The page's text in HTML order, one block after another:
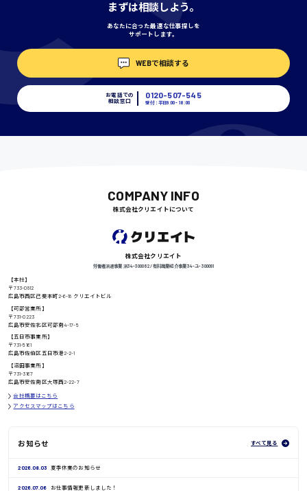
高知県
鳥取県
日給8000円〜
まずは相談しよう。
あなたに合った最適な仕事探しを
サポートします。
WEBで相談する
お電話での
相談窓口
0120-507-545
受付：平日9:00 - 18:00
COMPANY INFO
株式会社クリエイトについて
株式会社クリエイト
労働者派遣事業 派34-300062 / 有料職業紹介事業 34-ユ-300091
【本社】
〒733-0812
広島市西区己斐本町2-6-18 クリエイトビル
【可部営業所】
〒731-0223
広島市安佐北区可部南4-17-5
【五日市事業所】
〒731-5161
広島市佐伯区五日市港2-2-1
【沼田事業所】
〒731-3167
広島市安佐南区大塚西2-22-7
会社概要はこちら
アクセスマップはこちら
お知らせ すべて見る
2026.08.03 夏季休業のお知らせ
2026.07.06 お仕事情報更新しました！